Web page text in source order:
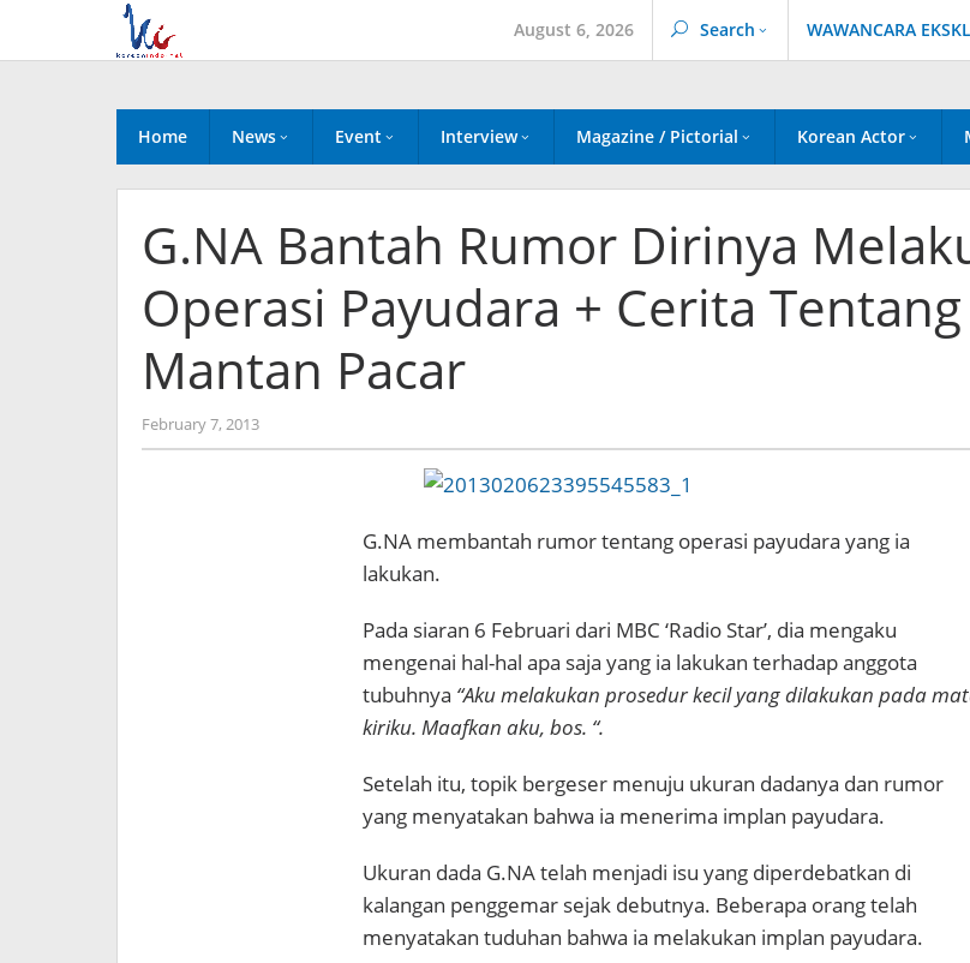
content
August 6, 2026 Search WAWANCARA
Home News Event Interview Magazine / Pictorial Korean Actor
G.NA Bantah Rumor Dirinya
Operasi Payudara + Cerita Tentang
Mantan Pacar
February 7, 2013by
Koreanindo
G.NA membantah rumor tentang operasi payudara yang ia
lakukan.
Pada siaran 6 Februari dari MBC ‘Radio Star’, dia mengaku
mengenai hal-hal apa saja yang ia lakukan terhadap anggota
tubuhnya “Aku melakukan prosedur kecil yang dilakukan pada
kiriku. Maafkan aku, bos. “.
Setelah itu, topik bergeser menuju ukuran dadanya dan rumor
yang menyatakan bahwa ia menerima implan payudara.
Ukuran dada G.NA telah menjadi isu yang diperdebatkan di
kalangan penggemar sejak debutnya. Beberapa orang telah
menyatakan tuduhan bahwa ia melakukan implan payudara.